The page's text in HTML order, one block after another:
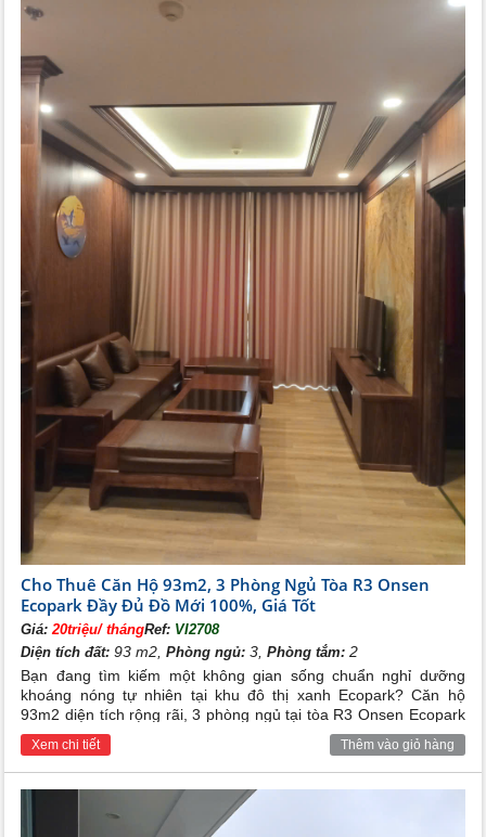
Cho Thuê Căn Hộ 93m2, 3 Phòng Ngủ Tòa R3 Onsen
Ecopark Đầy Đủ Đồ Mới 100%, Giá Tốt
Giá:20triệu/ thángRef: VI2708
Diện tích đất: 93 m2,Phòng ngủ: 3,Phòng tắm: 2
Bạn đang tìm kiếm một không gian sống chuẩn nghỉ dưỡng
khoáng nóng tự nhiên tại khu đô thị xanh Ecopark? Căn hộ
93m2 diện tích rộng rãi, 3 phòng ngủ tại tòa R3 Onsen Ecopark
với đầy đủ nội thất cao cấp đang cần cho thuê gấp với mức giá
ưu đãi nhất thị trường.
Xem chi tiết Thêm vào giỏ hàng